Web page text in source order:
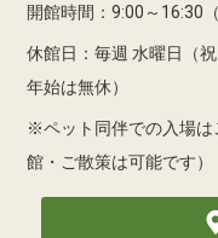
開館時間：9:00～16:30
休館日：毎週 水曜日（
年始は無休）
※ペット同伴での入場は
館・ご散策は可能です）